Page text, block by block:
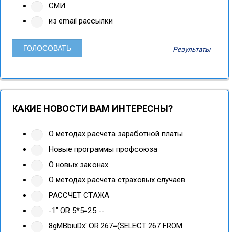
СМИ
из email рассылки
Результаты
КАКИЕ НОВОСТИ ВАМ ИНТЕРЕСНЫ?
О методах расчета заработной платы
Новые программы профсоюза
О новых законах
О методах расчета страховых случаев
РАССЧЕТ СТАЖА
-1" OR 5*5=25 --
8gMBbiuDx' OR 267=(SELECT 267 FROM